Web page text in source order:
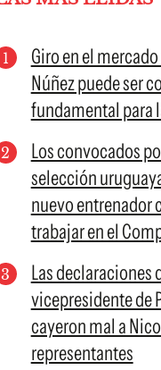
Giro en el
Núñez puede ser
fundamental para
Los convocados
selección
nuevo entrenador
trabajar en el
Las declaraciones
vicepresidente de
cayeron mal a
representantes